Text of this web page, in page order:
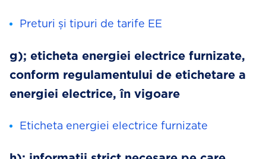
Preturi și tipuri de tarife EE
g); eticheta energiei electrice furnizate,
conform regulamentului de etichetare a
energiei electrice, în vigoare
Eticheta energiei electrice furnizate